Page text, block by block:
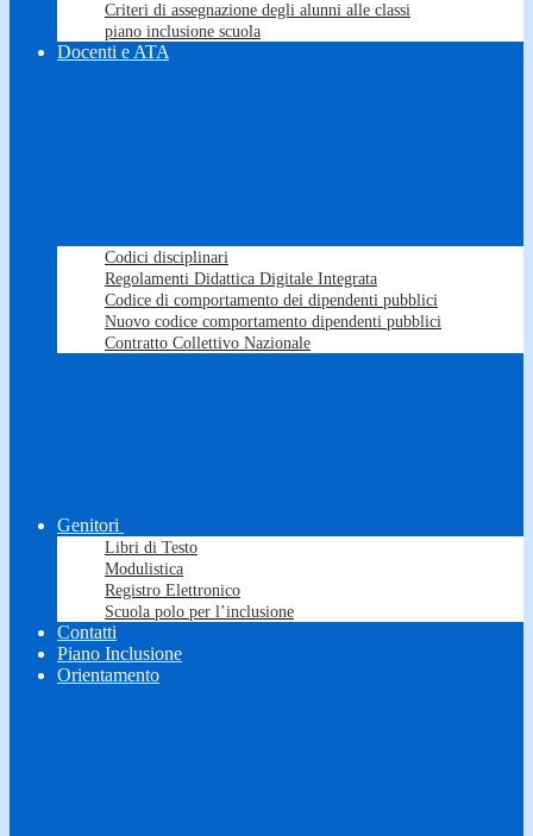
Criteri di assegnazione degli alunni alle classi
piano inclusione scuola
Docenti e ATA
Codici disciplinari
Regolamenti Didattica Digitale Integrata
Codice di comportamento dei dipendenti pubblici
Nuovo codice comportamento dipendenti pubblici
Contratto Collettivo Nazionale
Genitori
Libri di Testo
Modulistica
Registro Elettronico
Scuola polo per l’inclusione
Contatti
Piano Inclusione
Orientamento